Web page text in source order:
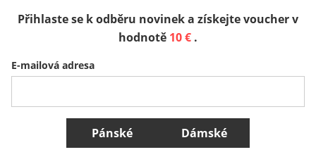
Slovenija
Belgique (Français) Danmark Norge
Všechny země
Přihlaste se k odběru novinek a získejte voucher v
hodnotě 10 € .
E-mailová adresa
Pánské Dámské